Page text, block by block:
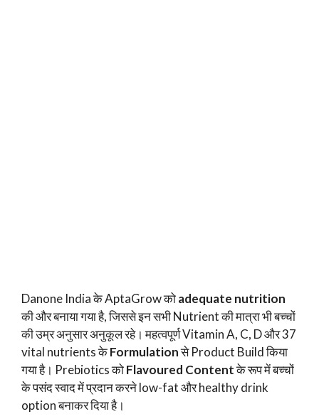
Danone India के AptaGrow कोadequate nutrition
की और बनाया गया है, जिससे इन सभी Nutrient की मात्रा भी बच्चों
की उम्र अनुसार अनुकूल रहे। महत्वपूर्ण Vitamin A, C, D और 37
vital nutrients केFormulationसे Product Build किया
गया है। Prebiotics कोFlavoured Contentके रूप में बच्चों
के पसंद स्वाद में प्रदान करने low-fat और healthy drink
option बनाकर दिया है।